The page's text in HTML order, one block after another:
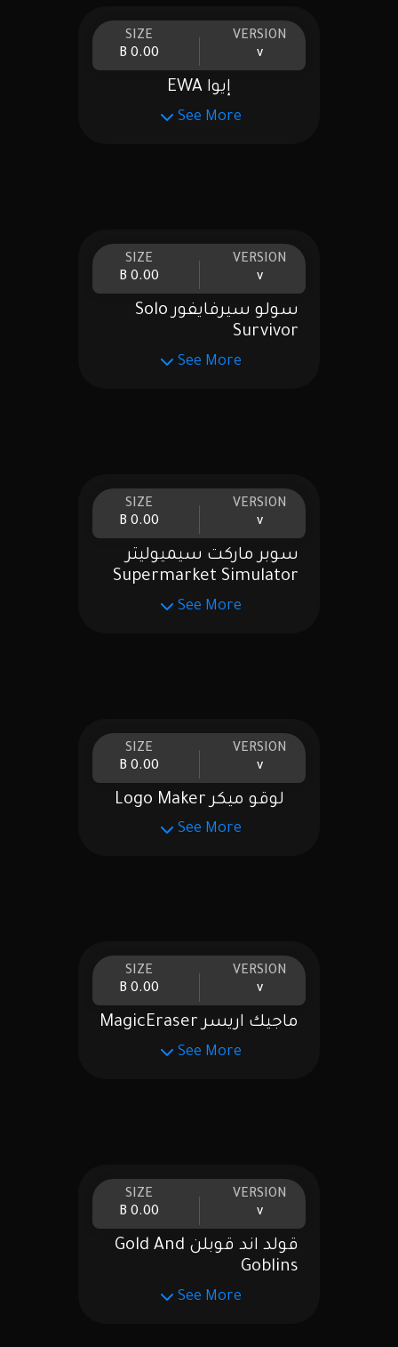
VERSION
v
SIZE
0.00 B
إيوا EWA
See More
VERSION
v
SIZE
0.00 B
سولو سيرفايفور Solo
Survivor
See More
VERSION
v
SIZE
0.00 B
سوبر ماركت سيميوليتر
Supermarket Simulator
See More
VERSION
v
SIZE
0.00 B
لوقو ميكر Logo Maker
See More
VERSION
v
SIZE
0.00 B
ماجيك اريسر MagicEraser
See More
VERSION
v
SIZE
0.00 B
قولد اند قوبلن Gold And
Goblins
See More